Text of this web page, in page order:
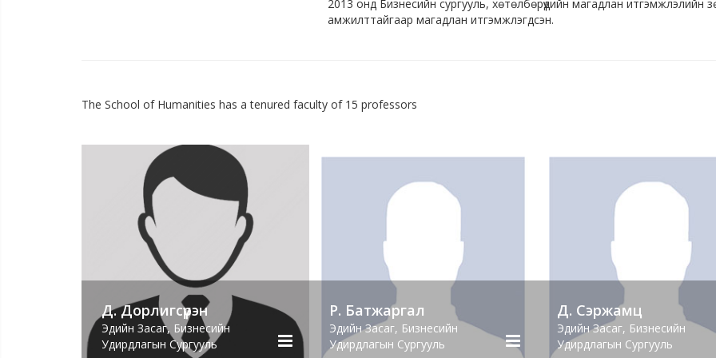
2013 онд Бизнесийн сургууль, хөтөлбөрүүдийн магадлан итгэмжлэлийн
амжилттайгаар магадлан итгэмжлэгдсэн.
Монголын мэргэшсэн нягтлан бодогчдын институтээс нягтлан бодогч
сургуулиудын дунд жил бүр уламжлал болгон зохион байгуулдаг
мэргэжилтэн бэлтгэх, сургалт-судалгааны байгууллагын түвшинд
Бүртгэл, програм хангамжийн тэнхим нь сургалт, эрдэм шинжилгээ
Уламжлал болгон зохион байгуулдаг ажлууд:
Мэргэжлийн уралдаан тэмцээн /ЭЗБУС-ийн хэмжээнд/:
Мэргэжлийн хичээлүүдээр АСТ зохион байгуулдаг
Мэргэжил сурталчлах аяны хүрээнд олон төрлийн арга хэмжээ
Нягтлан бодох бүртгэлийн мэргэжлийн болон программын, Илтгэх
The School of Humanities has a tenured faculty of 15 professors
Д. Дорлигсүрэн
Эдийн Засаг, Бизнесийн
Удирдлагын Сургууль
Р. Батжаргал
Эдийн Засаг, Бизнесийн
Удирдлагын Сургууль
Д. Сэржамц
Эдийн Засаг, Бизнесийн
Удирдлагын Сургууль